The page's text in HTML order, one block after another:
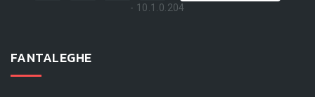
- 10.1.0.204
FANTALEGHE